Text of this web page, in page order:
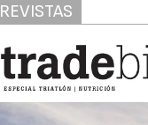
REVISTAS